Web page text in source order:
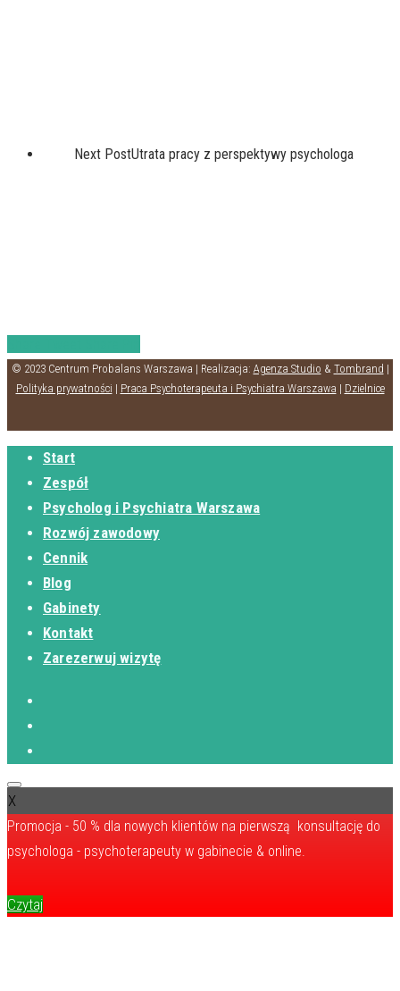
Next PostUtrata pracy z perspektywy psychologa
© 2023 Centrum Probalans Warszawa | Realizacja: Agenza Studio & Tombrand |
Polityka prywatności | Praca Psychoterapeuta i Psychiatra Warszawa | Dzielnice
Start
Zespół
Psycholog i Psychiatra Warszawa
Rozwój zawodowy
Cennik
Blog
Gabinety
Kontakt
Zarezerwuj wizytę
X
Promocja - 50 % dla nowych klientów na pierwszą konsultację do
psychologa - psychoterapeuty w gabinecie & online.
Czytaj